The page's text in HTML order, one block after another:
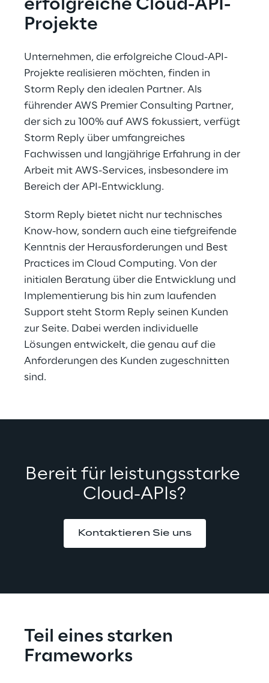
erfolgreiche Cloud-API-
Projekte
Unternehmen, die erfolgreiche Cloud-API-
Projekte realisieren möchten, finden in
Storm Reply den idealen Partner. Als
führender AWS Premier Consulting Partner,
der sich zu 100% auf AWS fokussiert, verfügt
Storm Reply über umfangreiches
Fachwissen und langjährige Erfahrung in der
Arbeit mit AWS-Services, insbesondere im
Bereich der API-Entwicklung.
Storm Reply bietet nicht nur technisches
Know-how, sondern auch eine tiefgreifende
Kenntnis der Herausforderungen und Best
Practices im Cloud Computing. Von der
initialen Beratung über die Entwicklung und
Implementierung bis hin zum laufenden
Support steht Storm Reply seinen Kunden
zur Seite. Dabei werden individuelle
Lösungen entwickelt, die genau auf die
Anforderungen des Kunden zugeschnitten
sind.
Bereit für leistungsstarke
Cloud-APIs?
Kontaktieren Sie uns
Teil eines starken
Frameworks